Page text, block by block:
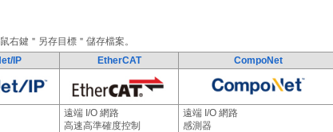
右鍵＂另存目標＂儲存檔案。
IP EtherCAT CompoNet
遠端 I/O 網路
高速高準確度控制
遠端 I/O 網路
感測器